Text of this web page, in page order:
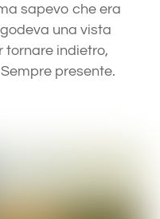
sapevo che era
una vista
tornare indietro,
presente.